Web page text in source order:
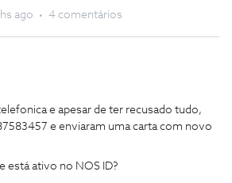
ago 4 comentários
e apesar de ter recusado tudo,
e enviaram uma carta com novo
está ativo no NOS ID?